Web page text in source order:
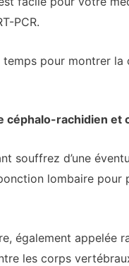
PCR.
temps pour montrer
céphalo-rachidien et
souffrez d’une
lombaire pour
également appelée
les corps